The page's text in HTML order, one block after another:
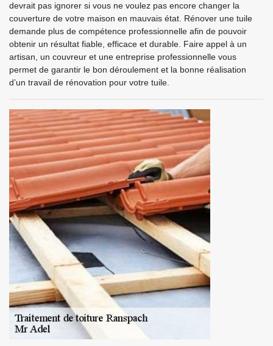
devrait pas ignorer si vous ne voulez pas encore changer la
couverture de votre maison en mauvais état. Rénover une tuile
demande plus de compétence professionnelle afin de pouvoir
obtenir un résultat fiable, efficace et durable. Faire appel à un
artisan, un couvreur et une entreprise professionnelle vous
permet de garantir le bon déroulement et la bonne réalisation
d’un travail de rénovation pour votre tuile.